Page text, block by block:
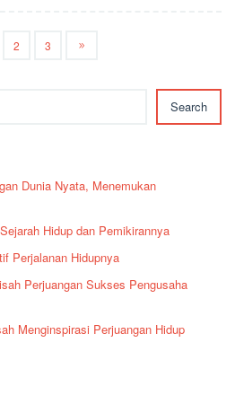
2 3
Search
Dunia Nyata, Menemukan
Hidup dan Pemikirannya
Perjalanan Hidupnya
Perjuangan Sukses Pengusaha
Menginspirasi Perjuangan Hidup